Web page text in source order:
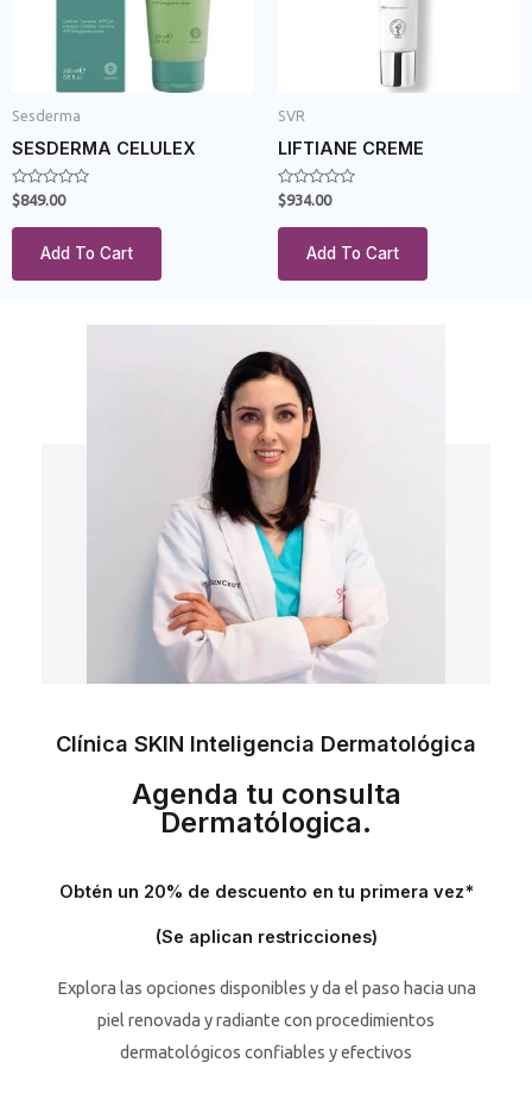
Sesderma
SESDERMA CELULEX
Rated
0
out
$849.00
Add To Cart
SVR
LIFTIANE CREME
Rated
0
out
$934.00
Add To Cart
Clínica SKIN Inteligencia Dermatológica
Agenda tu consulta
Dermatólogica.
Obtén un 20% de descuento en tu primera vez*
(Se aplican restricciones)
Explora las opciones disponibles y da el paso hacia una
piel renovada y radiante con procedimientos
dermatológicos confiables y efectivos